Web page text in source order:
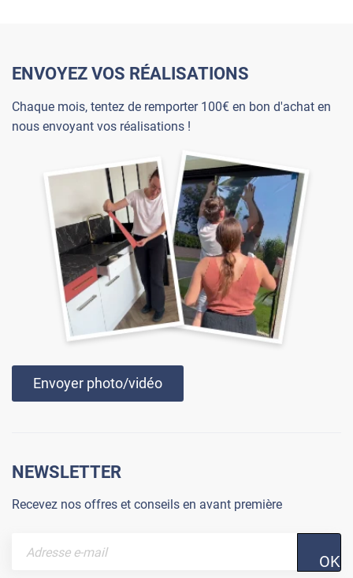
ENVOYEZ VOS RÉALISATIONS
Chaque mois, tentez de remporter 100€ en bon d'achat en
nous envoyant vos réalisations !
Envoyer photo/vidéo
NEWSLETTER
Recevez nos offres et conseils en avant première
OK